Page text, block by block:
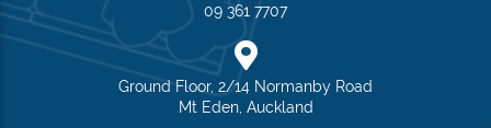
09 361 7707
Ground Floor, 2/14 Normanby Road
Mt Eden, Auckland